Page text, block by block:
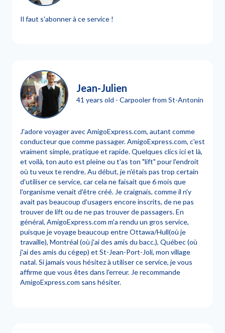
Il faut s'abonner à ce service !
Jean-Julien
41 years old - Carpooler from St-Antonin
J'adore voyager avec AmigoExpress.com, autant comme
conducteur que comme passager. AmigoExpress.com, c'est
vraiment simple, pratique et rapide. Quelques clics ici et là,
et voilà, ton auto est pleine ou t'as ton "lift" pour l'endroit
où tu veux te rendre. Au début, je n'étais pas trop certain
d'utiliser ce service, car cela ne faisait que 6 mois que
l'organisme venait d'être créé. Je craignais, comme il n'y
avait pas beaucoup d'usagers encore inscrits, de ne pas
trouver de lift ou de ne pas trouver de passagers. En
général, AmigoExpress.com m'a rendu un gros service,
puisque je voyage beaucoup entre Ottawa/Hull(où je
travaille), Montréal (où j'ai des amis du bacc.), Québec (où
j'ai des amis du cégep) et St-Jean-Port-Joli, mon village
natal. Si jamais vous hésitez à utiliser ce service, je vous
affirme que vous êtes dans l'erreur. Je recommande
AmigoExpress.com sans hésiter.